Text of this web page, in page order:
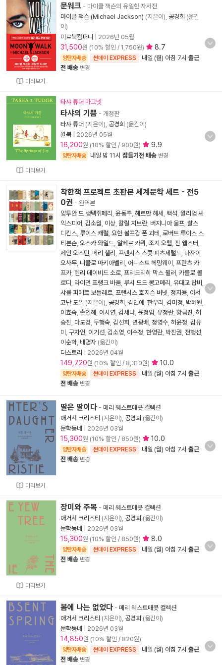
미리보기
문워크 - 마이클 잭슨의 유일한 자서전
마이클 잭슨 (Michael Jackson) (지은이), 공경희 (옮긴
이)
미르북컴퍼니
2026년 05월
31,500원 (10% 할인 / 1,750원) 8.7
양탄자배송 썬데이 EXPRESS 내일 (월) 아침 7시 출근
전 배송 변경
미리보기
타샤 튜더 마그넷
타샤의 기쁨 - 개정판
타샤 튜더 (지은이), 공경희 (옮긴이)
윌북
2026년 05월
16,200원 (10% 할인 / 900원) 9.9
양탄자배송 내일 밤 11시 잠들기전 배송 변경
착한책 프로젝트 초판본 세계문학 세트 - 전5
0권 - 완역본
앙투안 드 생텍쥐페리 윤동주 헤르만 헤세 백석 윌리엄 셰
익스피어 김소월 이상 칼릴 지브란, 버지니아 울프 찰스
디킨스 루이스 캐럴 요한 볼프강 폰 괴테
로버트 루이스 스
티븐슨 오스카 와일드 알베르 카뮈 조지 오웰 진 웹스터
제인 오스틴 메리 셸리 프랜시스 스콧 피츠제럴드 다자이
오사무 니콜로 마키아벨리 어니스트 헤밍웨이
프란츠 카
프카, 헨리 데이비드 소로 프리드리히 막스 뮐러 카를로 콜
로디
라이먼 프랭크 바움 루시 모드 몽고메리 유대교 랍비
샤를 피에르 보들레르 프랜시스 호지슨 버넷 정지용, 아서
코난 도일 (지은이), 공경희 김민애 한우리 김미정 박혜원
이효숙 손인혜 이시연 김세나, 윤정임 유정란, 황금진 허
승진 마도경 두행숙 김선희 변광배 정영수 허윤정 김유
미
구자언 이기선 김소영 이수정 한영란, 박진권 전행선
이순학 배명자 (옮긴이)
더스토리
2026년 04월
149,720원 (10% 할인 / 8,310원) 10.0
양탄자배송 썬데이 EXPRESS 내일 (월) 아침 7시 출근
전 배송 변경
미리보기
딸은 딸이다 - 메리 웨스트매콧 컬렉션
애거서 크리스티 (지은이), 공경희 (옮긴이)
문학동네
2026년 03월
15,300원 (10% 할인 / 850원) 10.0
양탄자배송 썬데이 EXPRESS 내일 (월) 아침 7시 출근
전 배송 변경
미리보기
장미와 주목 - 메리 웨스트매콧 컬렉션
애거서 크리스티 (지은이), 공경희 (옮긴이)
문학동네
2026년 03월
15,300원 (10% 할인 / 850원) 8.0
양탄자배송 썬데이 EXPRESS 내일 (월) 아침 7시 출근
전 배송 변경
봄에 나는 없었다 - 메리 웨스트매콧 컬렉션
애거서 크리스티 (지은이), 공경희 (옮긴이)
문학동네
2026년 03월
14,850원 (10% 할인 / 820원)
양탄자배송 썬데이 EXPRESS 내일 (월) 아침 7시 출근
전 배송 변경